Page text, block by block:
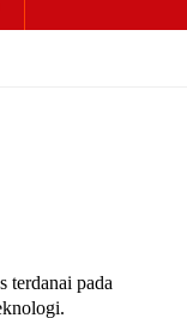
terdanai pada